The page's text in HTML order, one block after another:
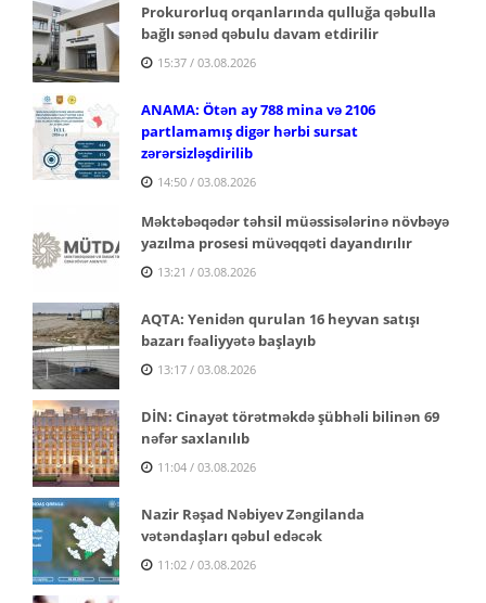
Prokurorluq orqanlarında qulluğa qəbulla
bağlı sənəd qəbulu davam etdirilir
15:37 / 03.08.2026
ANAMA: Ötən ay 788 mina və 2106
partlamamış digər hərbi sursat
zərərsizləşdirilib
14:50 / 03.08.2026
Məktəbəqədər təhsil müəssisələrinə növbəyə
yazılma prosesi müvəqqəti dayandırılır
13:21 / 03.08.2026
AQTA: Yenidən qurulan 16 heyvan satışı
bazarı fəaliyyətə başlayıb
13:17 / 03.08.2026
DİN: Cinayət törətməkdə şübhəli bilinən 69
nəfər saxlanılıb
11:04 / 03.08.2026
Nazir Rəşad Nəbiyev Zəngilanda
vətəndaşları qəbul edəcək
11:02 / 03.08.2026